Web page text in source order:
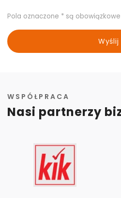
Pola oznaczone * są obowiązkowe
Wyślij
WSPÓŁPRACA
Nasi partnerzy